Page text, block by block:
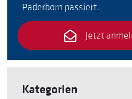
Paderborn passiert.
Jetzt
Kategorien